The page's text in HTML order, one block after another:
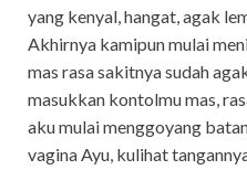
yang kenyal, hangat, agak
Akhirnya kamipun mulai
mas rasa sakitnya sudah
masukkan kontolmu mas,
aku mulai menggoyang
vagina Ayu, kulihat